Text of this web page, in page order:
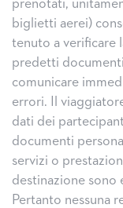
prenotati,
biglietti aerei)
tenuto a verificare
predetti
comunicare
errori. Il
dati dei
documenti
servizi o
destinazione sono
Pertanto nessuna